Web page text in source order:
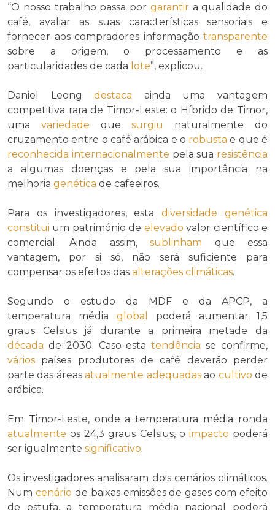
“O nosso trabalho passa por garantira qualidade do
café, avaliar as suas características sensoriais e
fornecer aos compradores informação transparente
sobre a origem, o processamento e as
particularidades de cada lote”, explicou.
Daniel Leongdestaca ainda uma vantagem
competitiva rara de Timor-Leste: o Híbrido de Timor,
uma variedade quesurgiu
naturalmente do
cruzamento entre o café arábica e o robusta e que é
reconhecida internacionalmente pela sua resistência
a algumas doenças e pela sua importância na
melhoria genética de cafeeiros.
Para os investigadores, estadiversidade
genética
constitui um património de elevado valor científico e
comercial. Ainda assim,sublinham que essa
vantagem, por si só, não será suficiente para
compensar os efeitos das alterações climáticas.
Segundo o estudo da MDF e da APCP, a
temperatura média global
poderá aumentar 1,5
graus Celsius já durante a primeira metade da
década de 2030. Caso estatendência se confirme,
vários países produtores de café deverão perder
parte das áreasatualmente adequadasao cultivo de
arábica.
Em Timor-Leste, onde a temperatura média ronda
atualmente os 24,3 graus Celsius, o impacto poderá
ser igualmente significativo.
Os investigadores analisaram dois cenários climáticos.
Num cenário de baixas emissões de gases com efeito
de estufa, a temperatura média nacional poderá